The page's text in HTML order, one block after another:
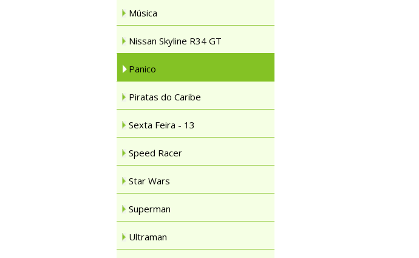
Música
Nissan Skyline R34 GT
Panico
Piratas do Caribe
Sexta Feira - 13
Speed Racer
Star Wars
Superman
Ultraman